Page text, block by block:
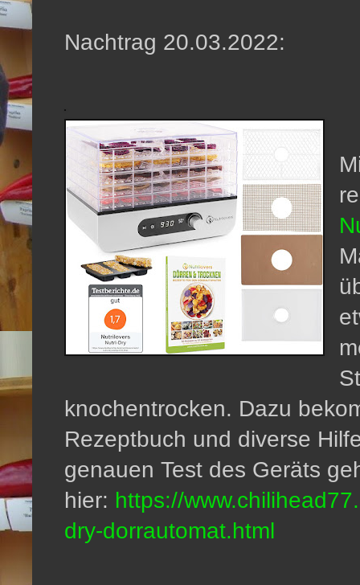
Nachtrag 20.03.2022:
knochentrocken. Dazu
Rezeptbuch und diverse
genauen Test des Geräts
hier: https://
dry-dorrautomat.html